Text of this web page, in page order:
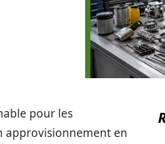
pour les
approvisionnement en